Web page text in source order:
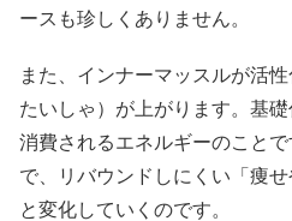
ースも珍しくありません。
また、インナーマッスルが活
たいしゃ）が上がります。基
消費されるエネルギーのこと
で、リバウンドしにくい「痩
と変化していくのです。